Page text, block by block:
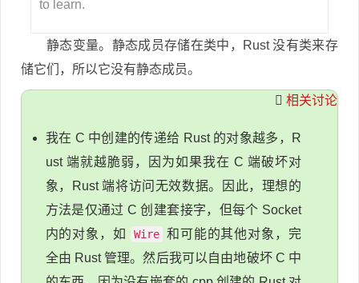
to learn.
静态变量。静态成员存储在类中，Rust 没有类来存
储它们，所以它没有静态成员。
相关讨论
我在 C 中创建的传递给 Rust 的对象越多，R
ust 端就越脆弱，因为如果我在 C 端破坏对
象，Rust 端将访问无效数据。因此，理想的
方法是仅通过 C 创建套接字，但每个 Socket
内的对象，如
Wire 和可能的其他对象，完
全由 Rust 管理。然后我可以自由地破坏 C 中